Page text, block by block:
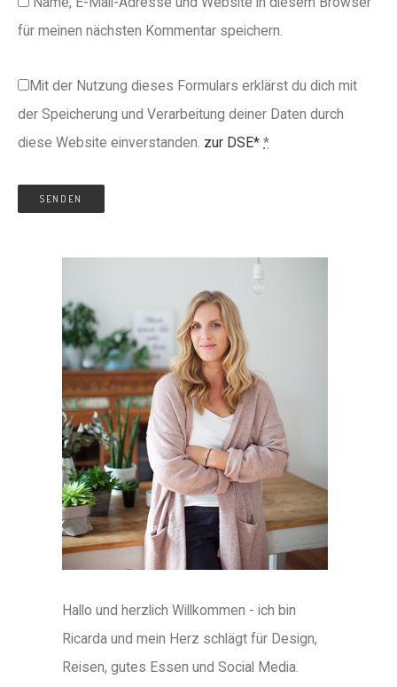
für meinen nächsten Kommentar speichern.
Mit der Nutzung dieses Formulars erklärst du dich mit
der Speicherung und Verarbeitung deiner Daten durch
diese Website einverstanden. zur DSE* *
Hallo und herzlich Willkommen - ich bin
Ricarda und mein Herz schlägt für Design,
Reisen, gutes Essen und Social Media.